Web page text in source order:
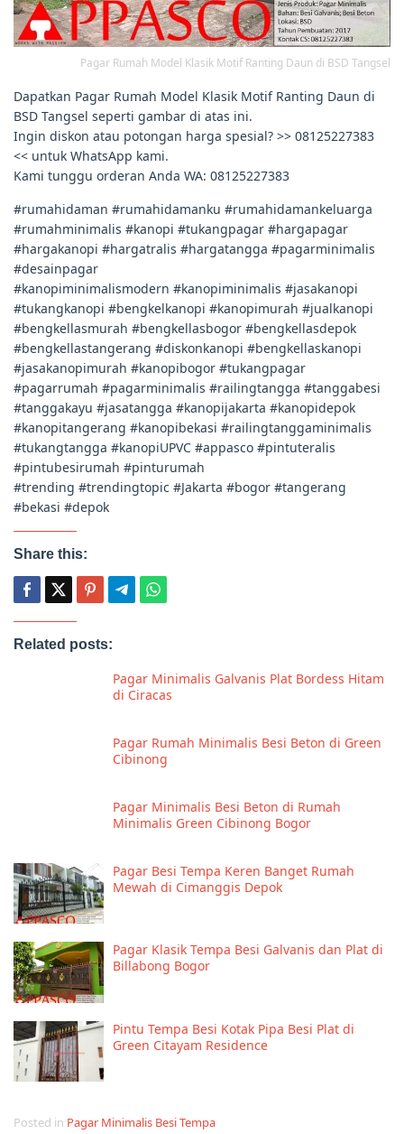
Pagar Rumah Model Klasik Motif Ranting Daun di BSD Tangsel
Dapatkan Pagar Rumah Model Klasik Motif Ranting Daun di
BSD Tangsel seperti gambar di atas ini.
Ingin diskon atau potongan harga spesial? >> 08125227383
<< untuk WhatsApp kami.
Kami tunggu orderan Anda WA: 08125227383
#rumahidaman #rumahidamanku #rumahidamankeluarga
#rumahminimalis #kanopi #tukangpagar #hargapagar
#hargakanopi #hargatralis #hargatangga #pagarminimalis
#desainpagar
#kanopiminimalismodern #kanopiminimalis #jasakanopi
#tukangkanopi #bengkelkanopi #kanopimurah #jualkanopi
#bengkellasmurah #bengkellasbogor #bengkellasdepok
#bengkellastangerang #diskonkanopi #bengkellaskanopi
#jasakanopimurah #kanopibogor #tukangpagar
#pagarrumah #pagarminimalis #railingtangga #tanggabesi
#tanggakayu #jasatangga #kanopijakarta #kanopidepok
#kanopitangerang #kanopibekasi #railingtanggaminimalis
#tukangtangga #kanopiUPVC #appasco #pintuteralis
#pintubesirumah #pinturumah
#trending #trendingtopic #Jakarta #bogor #tangerang
#bekasi #depok
Share this:
Related posts:
Pagar Minimalis Galvanis Plat Bordess Hitam
di Ciracas
Pagar Rumah Minimalis Besi Beton di Green
Cibinong
Pagar Minimalis Besi Beton di Rumah
Minimalis Green Cibinong Bogor
Pagar Besi Tempa Keren Banget Rumah
Mewah di Cimanggis Depok
Pagar Klasik Tempa Besi Galvanis dan Plat di
Billabong Bogor
Pintu Tempa Besi Kotak Pipa Besi Plat di
Green Citayam Residence
Posted in Pagar Minimalis Besi Tempa